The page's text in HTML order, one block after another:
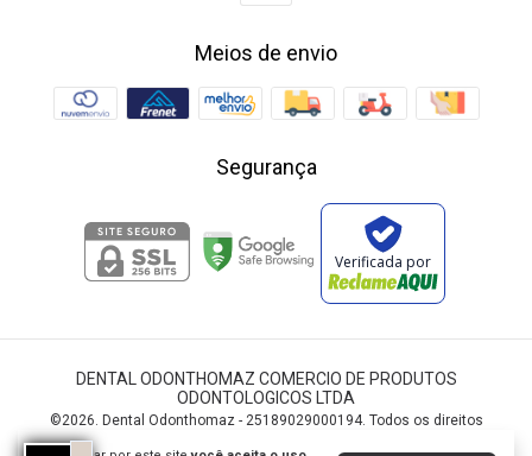
Meios de envio
Segurança
Verificada por
DENTAL ODONTHOMAZ COMERCIO DE PRODUTOS
ODONTOLOGICOS LTDA
©2026. Dental Odonthomaz - 25189029000194. Todos os direitos